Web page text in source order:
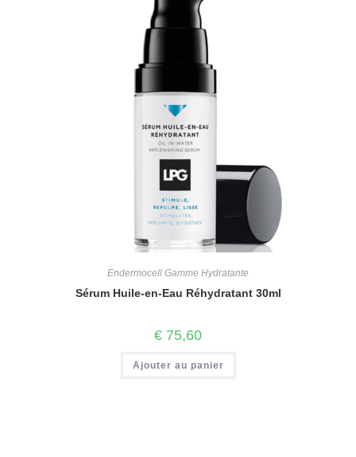
Endermocell Gamme Hydratante
Sérum Huile-en-Eau Réhydratant 30ml
€ 75,60
Ajouter au panier